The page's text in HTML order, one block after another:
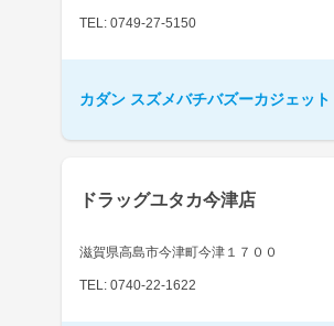
TEL: 0749-27-5150
カダン スズメバチバズーカジェッ
ドラッグユタカ今津店
滋賀県高島市今津町今津１７００
TEL: 0740-22-1622